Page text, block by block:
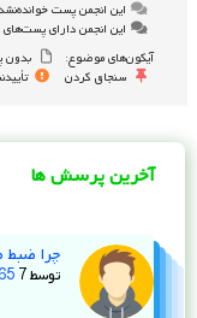
این انجمن پست
این انجمن دارای
آیکون‌های موضوع:
بدون
سنجاق کردن
آخرین پرسش ها
چرا
توسط7 ماه پیش